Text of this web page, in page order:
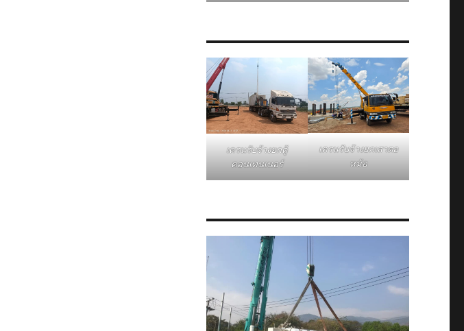
เครนรับจ้างยกตู้
คอนเทนเนอร์
เครนรับจ้างยกเสาตอ
หม้อ